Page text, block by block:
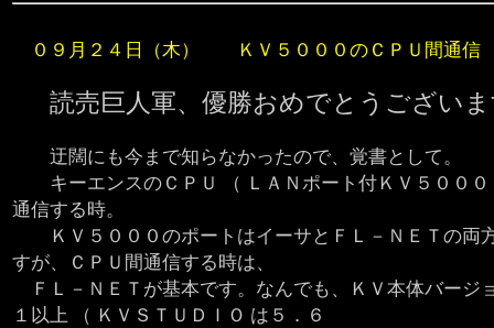
０９月２４日（木） ＫＶ５０００のＣＰＵ間通信
読売巨人軍、優勝おめでとうござい
迂闊にも今まで知らなかったので、覚書として。
キーエンスのＣＰＵ （ ＬＡＮポート付ＫＶ５０００
通信する時。
ＫＶ５０００のポートはイーサとＦＬ－ＮＥＴの両
すが、ＣＰＵ間通信する時は、
ＦＬ－ＮＥＴが基本です。なんでも、ＫＶ本体バージ
１以上 （ ＫＶＳＴＵＤＩＯ は５．６